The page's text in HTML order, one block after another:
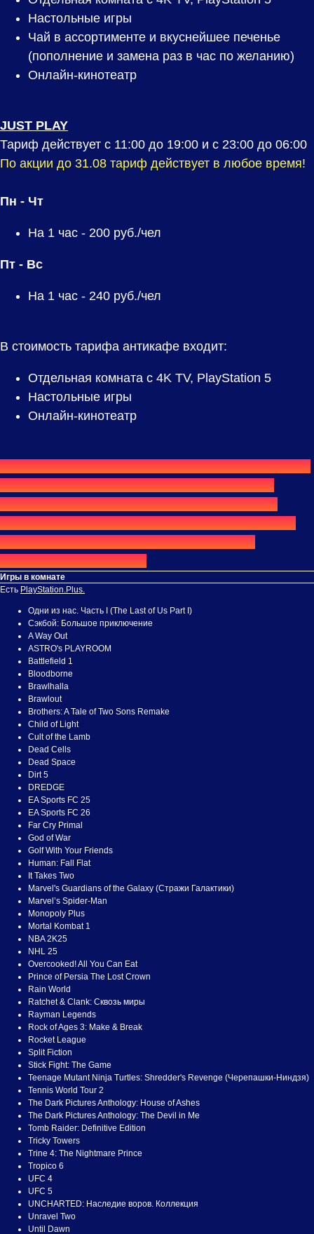
Настольные игры
Чай в ассортименте и вкуснейшее печенье
(пополнение и замена раз в час по желанию)
Онлайн-кинотеатр
JUST PLAY
Тариф действует с 11:00 до 19:00 и с 23:00 до 06:00
По акции до 31.08 тариф действует в любое время!
Пн - Чт
На 1 час - 200 руб./чел
Пт - Вс
На 1 час - 240 руб./чел
В стоимость тарифа антикафе входит:
Отдельная комната с 4K TV, PlayStation 5
Настольные игры
Онлайн-кинотеатр
⟫⟫Хотите провести у нас весь день или всю ночь?
Обратите внимание на тарифы«Дневной»,
«Ночной»,«Командный день»и«Командная
ночь»— они позволяют отдыхать значительно
дольше и обычно обходятся выгоднее при
длительном посещении.
Игры в комнате
Есть PlayStation.Plus.
Одни из нас. Часть I (The Last of Us Part I)
Сэкбой: Большое приключение
A Way Out
ASTRO's PLAYROOM
Battlefield 1
Bloodborne
Brawlhalla
Brawlout
Brothers: A Tale of Two Sons Remake
Child of Light
Cult of the Lamb
Dead Cells
Dead Space
Dirt 5
DREDGE
EA Sports FC 25
EA Sports FC 26
Far Cry Primal
God of War
Golf With Your Friends
Human: Fall Flat
It Takes Two
Marvel's Guardians of the Galaxy (Стражи Галактики)
Marvel’s Spider-Man
Monopoly Plus
Mortal Kombat 1
NBA 2K25
NHL 25
Overcooked! All You Can Eat
Prince of Persia The Lost Crown
Rain World
Ratchet & Clank: Сквозь миры
Rayman Legends
Rock of Ages 3: Make & Break
Rocket League
Split Fiction
Stick Fight: The Game
Teenage Mutant Ninja Turtles: Shredder's Revenge (Черепашки-Ниндзя)
Tennis World Tour 2
The Dark Pictures Anthology: House of Ashes
The Dark Pictures Anthology: The Devil in Me
Tomb Raider: Definitive Edition
Tricky Towers
Trine 4: The Nightmare Prince
Tropico 6
UFC 4
UFC 5
UNCHARTED: Наследие воров. Коллекция
Unravel Two
Until Dawn